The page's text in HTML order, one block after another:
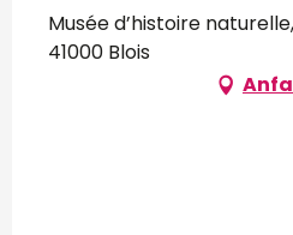
Musée d’histoire
41000 Blois